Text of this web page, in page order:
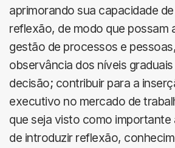
aprimorando sua capacidade
reflexão, de modo que possam
gestão de processos e
observância dos níveis
decisão; contribuir para a
executivo no mercado de
que seja visto como importante
de introduzir reflexão,